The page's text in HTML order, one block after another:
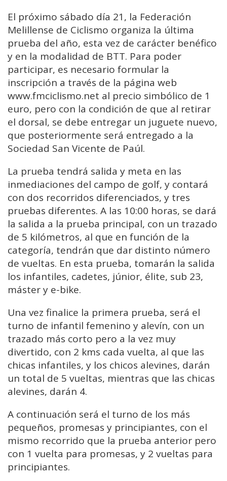
El próximo sábado día 21, la Federación
Melillense de Ciclismo organiza la última
prueba del año, esta vez de carácter benéfico
y en la modalidad de BTT. Para poder
participar, es necesario formular la
inscripción a través de la página web
www.fmciclismo.net al precio simbólico de 1
euro, pero con la condición de que al retirar
el dorsal, se debe entregar un juguete nuevo,
que posteriormente será entregado a la
Sociedad San Vicente de Paúl.
La prueba tendrá salida y meta en las
inmediaciones del campo de golf, y contará
con dos recorridos diferenciados, y tres
pruebas diferentes. A las 10:00 horas, se dará
la salida a la prueba principal, con un trazado
de 5 kilómetros, al que en función de la
categoría, tendrán que dar distinto número
de vueltas. En esta prueba, tomarán la salida
los infantiles, cadetes, júnior, élite, sub 23,
máster y e-bike.
Una vez finalice la primera prueba, será el
turno de infantil femenino y alevín, con un
trazado más corto pero a la vez muy
divertido, con 2 kms cada vuelta, al que las
chicas infantiles, y los chicos alevines, darán
un total de 5 vueltas, mientras que las chicas
alevines, darán 4.
A continuación será el turno de los más
pequeños, promesas y principiantes, con el
mismo recorrido que la prueba anterior pero
con 1 vuelta para promesas, y 2 vueltas para
principiantes.